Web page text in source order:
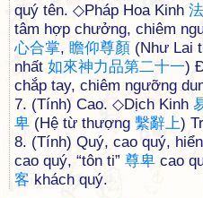
quý tên. ◇Pháp Hoa Kinh 法
tâm hợp chưởng, chiêm
心合掌, 瞻仰尊顏 (Như Lai
nhất 如來神力品第二十一)
chắp tay, chiêm ngưỡng
7. (Tính) Cao. ◇Dịch Kinh
卑 (Hệ từ thượng 繫辭上)
8. (Tính) Quý, cao quý,
cao quý, “tôn ti” 尊卑 cao
客 khách quý.